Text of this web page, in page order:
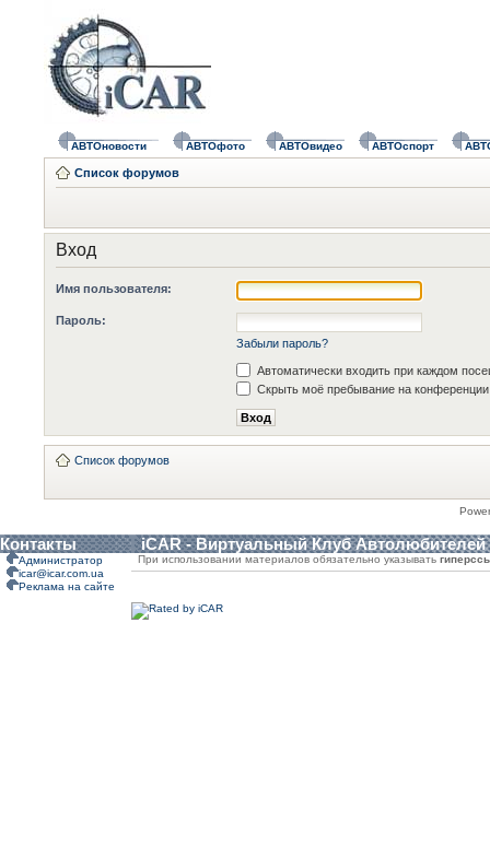
АВТОновости АВТОфото АВТОвидео АВТОспорт
Список форумов
Вход
Имя пользователя:
Пароль:
Забыли пароль?
Автоматически входить при каждом
Скрыть моё пребывание на конференции
Список форумов
Контакты iCAR - Виртуальный Клуб Автолюбителей
Администратор
icar@icar.com.ua
Реклама на сайте
При использовании материалов обязательно указывать